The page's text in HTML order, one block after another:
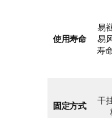
使用寿命
易
易
寿
固定方式
干